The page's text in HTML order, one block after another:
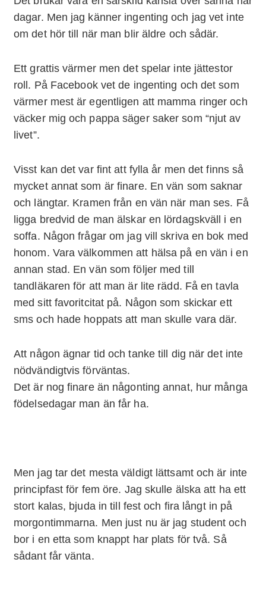
dagar. Men jag känner ingenting och jag vet inte
om det hör till när man blir äldre och sådär.
Ett grattis värmer men det spelar inte jättestor
roll. På Facebook vet de ingenting och det som
värmer mest är egentligen att mamma ringer och
väcker mig och pappa säger saker som “njut av
livet”.
Visst kan det var fint att fylla år men det finns så
mycket annat som är finare. En vän som saknar
och längtar. Kramen från en vän när man ses. Få
ligga bredvid de man älskar en lördagskväll i en
soffa. Någon frågar om jag vill skriva en bok med
honom. Vara välkommen att hälsa på en vän i en
annan stad. En vän som följer med till
tandläkaren för att man är lite rädd. Få en tavla
med sitt favoritcitat på. Någon som skickar ett
sms och hade hoppats att man skulle vara där.
Att någon ägnar tid och tanke till dig när det inte
nödvändigtvis förväntas.
Det är nog finare än någonting annat, hur många
födelsedagar man än får ha.
Men jag tar det mesta väldigt lättsamt och är inte
principfast för fem öre. Jag skulle älska att ha ett
stort kalas, bjuda in till fest och fira långt in på
morgontimmarna. Men just nu är jag student och
bor i en etta som knappt har plats för två. Så
sådant får vänta.